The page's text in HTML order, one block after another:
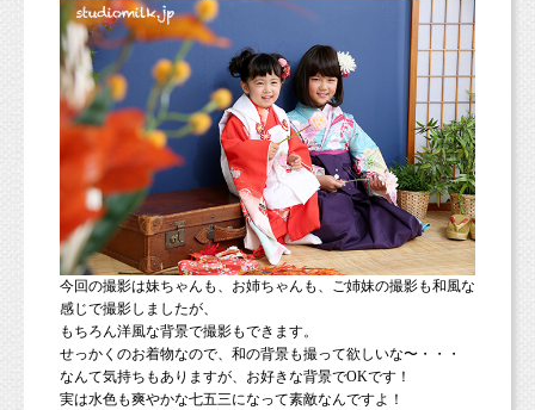
今回の撮影は妹ちゃんも、お姉ちゃんも、ご姉妹の撮影も和風な
感じで撮影しましたが、
もちろん洋風な背景で撮影もできます。
せっかくのお着物なので、和の背景も撮って欲しいな〜・・・
なんて気持ちもありますが、お好きな背景でOKです！
実は水色も爽やかな七五三になって素敵なんですよ！